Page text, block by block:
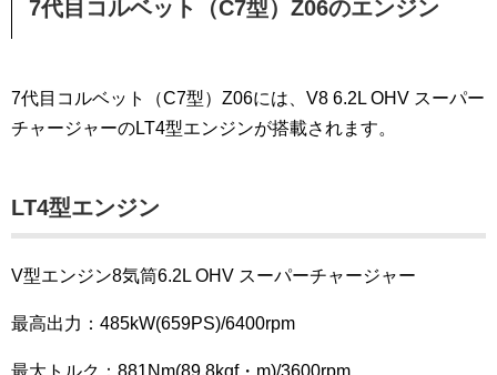
7代目コルベット（C7型）Z06のエンジン
7代目コルベット（C7型）Z06には、V8 6.2L OHV スーパー
チャージャーのLT4型エンジンが搭載されます。
LT4型エンジン
V型エンジン8気筒6.2L OHV スーパーチャージャー
最高出力：485kW(659PS)/6400rpm
最大トルク：881Nm(89.8kgf・m)/3600rpm